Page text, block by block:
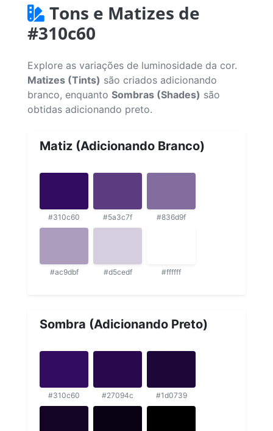
Tons e Matizes de
#310c60
Explore as variações de luminosidade da cor.
Matizes (Tints) são criados adicionando
branco, enquanto Sombras (Shades) são
obtidas adicionando preto.
Matiz (Adicionando Branco)
#310c60 #5a3c7f #836d9f
#ac9dbf #d5cedf #ffffff
Sombra (Adicionando Preto)
#310c60 #27094c #1d0739